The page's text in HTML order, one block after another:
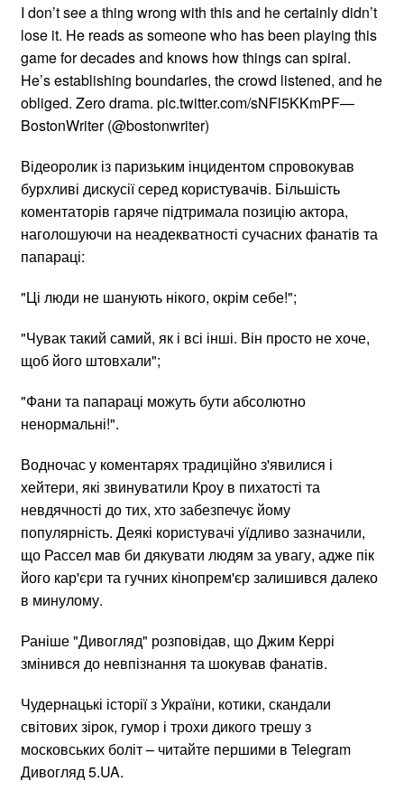
I don’t see a thing wrong with this and he certainly didn’t
lose it. He reads as someone who has been playing this
game for decades and knows how things can spiral.
He’s establishing boundaries, the crowd listened, and he
obliged. Zero drama. pic.twitter.com/sNFl5KKmPF—
BostonWriter (@bostonwriter)
Відеоролик із паризьким інцидентом спровокував
бурхливі дискусії серед користувачів. Більшість
коментаторів гаряче підтримала позицію актора,
наголошуючи на неадекватності сучасних фанатів та
папараці:
"Ці люди не шанують нікого, окрім себе!";
"Чувак такий самий, як і всі інші. Він просто не хоче,
щоб його штовхали";
"Фани та папараці можуть бути абсолютно
ненормальні!".
Водночас у коментарях традиційно з'явилися і
хейтери, які звинуватили Кроу в пихатості та
невдячності до тих, хто забезпечує йому
популярність. Деякі користувачі уїдливо зазначили,
що Рассел мав би дякувати людям за увагу, адже пік
його кар'єри та гучних кінопрем'єр залишився далеко
в минулому.
Раніше "Дивогляд" розповідав, що Джим Керрі
змінився до невпізнання та шокував фанатів.
Чудернацькі історії з України, котики, скандали
світових зірок, гумор і трохи дикого трешу з
московських боліт – читайте першими в Telegram
Дивогляд 5.UA.